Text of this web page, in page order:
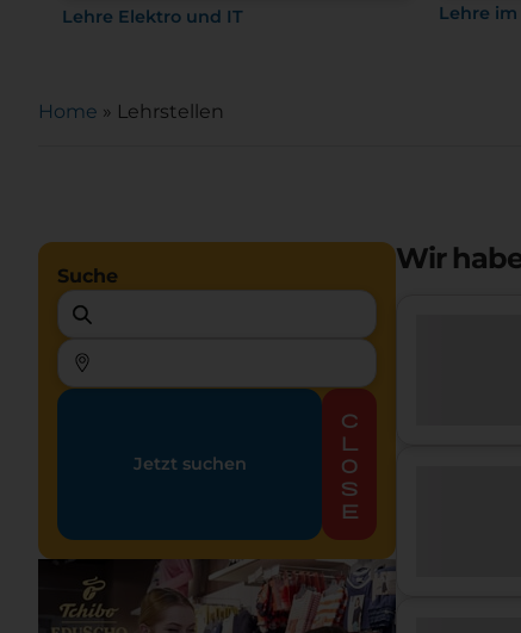
Lehre Elektro und IT Lehre
Home » Lehrstellen
Suche
Jetzt suchen
c
l
o
s
e
Wir